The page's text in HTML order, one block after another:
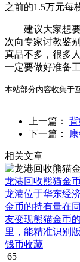
之前的1.5万元每
建议大家想要
次向专家讨教鉴
真品不多，很多
一定要做好准备工
本站部分内容收集于
上一篇：
下一篇：
相关文章
龙港回收熊猫金
龙港位于华东经
金币的持有量在
友变现熊猫金币
里，能精准识别
钱币收藏
65